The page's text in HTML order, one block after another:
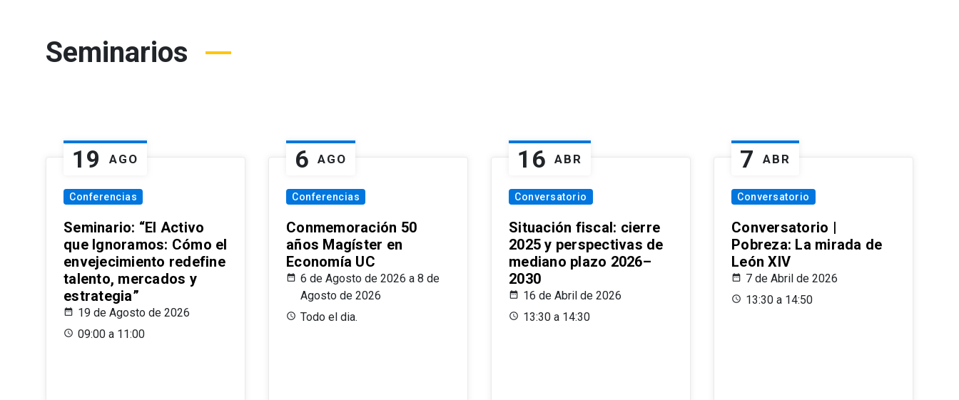
Seminarios
19 AGO
Conferencias
Seminario: “El Activo
que Ignoramos: Cómo el
envejecimiento redefine
talento, mercados y
estrategia”
19 de Agosto de 2026
09:00 a 11:00
6 AGO
Conferencias
Conmemoración 50
años Magíster en
Economía UC
6 de Agosto de 2026 a 8 de
Agosto de 2026
Todo el dia.
16 ABR
Conversatorio
Situación fiscal: cierre
2025 y perspectivas de
mediano plazo 2026–
2030
16 de Abril de 2026
13:30 a 14:30
7 ABR
Conversatorio
Conversatorio |
Pobreza: La mirada de
León XIV
7 de Abril de 2026
13:30 a 14:50